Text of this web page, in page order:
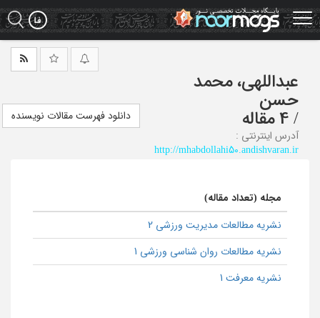
Skip
to
main
عبداللهی، محمد
حسن
/ 4 مقاله
آدرس اینترنتی :
http://mhabdollahi50.andishvaran.ir
دانلود فهرست مقالات نویسنده
مجله (تعداد مقاله)
نشریه مطالعات مدیریت ورزشی 2
نشریه مطالعات روان شناسی ورزشی 1
نشریه معرفت 1